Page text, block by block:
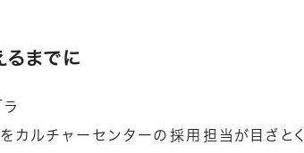
るまでに
カルチャーセンターの採用担当が目ざと